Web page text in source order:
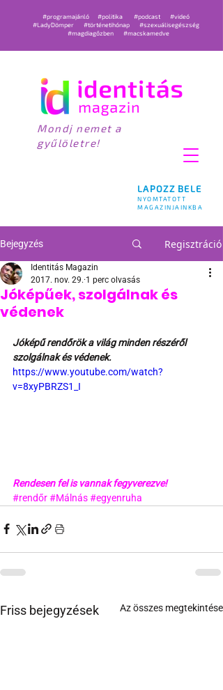
LAPOZZ BELE
NYOMTATOTT
MAGAZINJAINKBA
#programajánló #politika #podcast
#videó
#LadyDömper
#történetihónap
#szexuálisegészség
#magdiagőzben
#macskamedve
Mondj nemet a
gyűlöletre!
Bejegyzés Regisztráció
Jóképűek, szolgálnak és
védenek
Identitás Magazin
2017. nov. 29. 1 perc olvasás
Jóképű rendőrök a világ minden részéről
szolgálnak és védenek.
https://www.youtube.com/watch?
v=8xyPBRZS1_I
Rendesen fel is vannak fegyverezve!
#rendőr#Málnás#egyenruha
Friss bejegyzések Az összes megtekintése